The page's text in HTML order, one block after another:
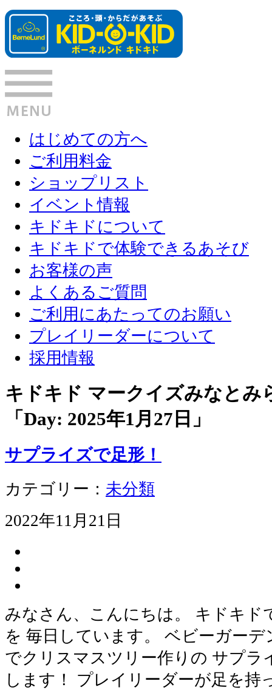
はじめての方へ
ご利用料金
ショップリスト
イベント情報
キドキドについて
キドキドで体験できるあそび
お客様の声
よくあるご質問
ご利用にあたってのお願い
プレイリーダーについて
採用情報
キドキド マークイズみなと
「Day: 2025年1月27日 」
サプライズで足形！
カテゴリー： 未分類
2022年11月21日
みなさん、こんにちは。 キドキド
を 毎日しています。 ベビーガー
でクリスマスツリー作りの サプラ
します！ プレイリーダーが足を持